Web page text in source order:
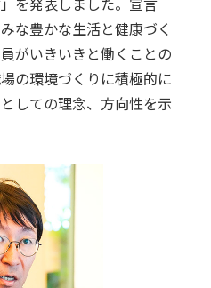
な豊かな生活と健康づく
がいきいきと働くことの
の環境づくりに積極的に
しての理念、方向性を示